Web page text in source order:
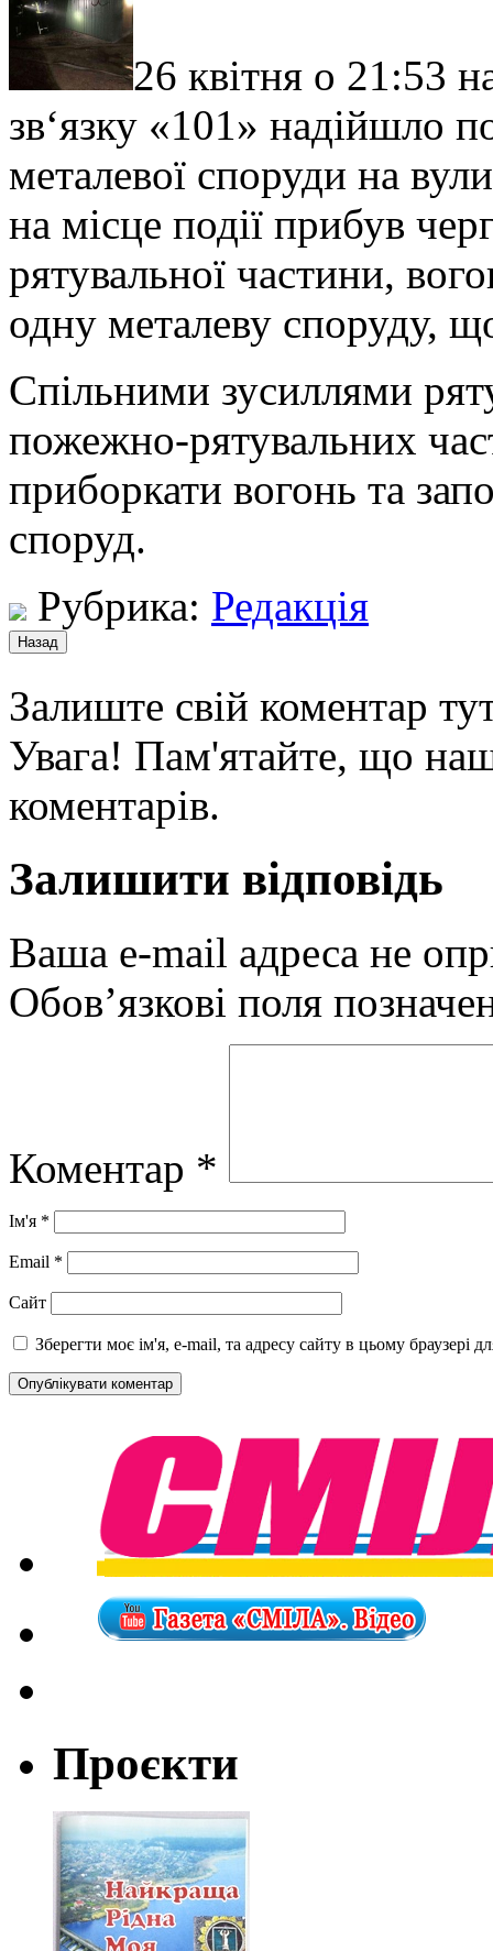
26 квітня о 21:53
зв‘язку «101» надійшло
металевої споруди на
на місце події прибув
рятувальної частини,
одну металеву споруду,
Спільними зусиллями
пожежно-рятувальних
приборкати вогонь та
споруд.
Рубрика: Редакція
Залиште свій коментар
Увага! Пам'ятайте, що
коментарів.
Залишити відповідь
Ваша e-mail адреса не
Обов’язкові поля
Коментар *
Ім'я *
Email *
Сайт
Зберегти моє ім'я, e-mail, та адресу сайту в цьому браузері
Проєкти